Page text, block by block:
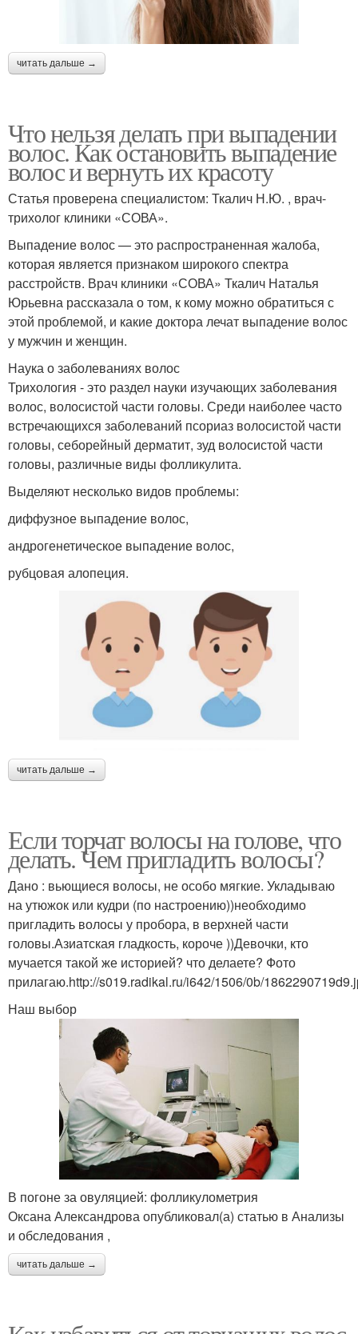
читать дальше →
Что нельзя делать при выпадении
волос. Как остановить выпадение
волос и вернуть их красоту
Статья проверена специалистом: Ткалич Н.Ю. , врач-
трихолог клиники «СОВА».
Выпадение волос — это распространенная жалоба,
которая является признаком широкого спектра
расстройств. Врач клиники «СОВА» Ткалич Наталья
Юрьевна рассказала о том, к кому можно обратиться с
этой проблемой, и какие доктора лечат выпадение волос
у мужчин и женщин.
Наука о заболеваниях волос
Трихология - это раздел науки изучающих заболевания
волос, волосистой части головы. Среди наиболее часто
встречающихся заболеваний псориаз волосистой части
головы, себорейный дерматит, зуд волосистой части
головы, различные виды фолликулита.
Выделяют несколько видов проблемы:
диффузное выпадение волос,
андрогенетическое выпадение волос,
рубцовая алопеция.
читать дальше →
Если торчат волосы на голове, что
делать. Чем пригладить волосы?
Дано : вьющиеся волосы, не особо мягкие. Укладываю
на утюжок или кудри (по настроению))необходимо
пригладить волосы у пробора, в верхней части
головы.Азиатская гладкость, короче ))Девочки, кто
мучается такой же историей? что делаете? Фото
прилагаю.http://s019.radikal.ru/i642/1506/0b/
Наш выбор
В погоне за овуляцией: фолликулометрия
Оксана Александрова опубликовал(а) статью в Анализы
и обследования ,
читать дальше →